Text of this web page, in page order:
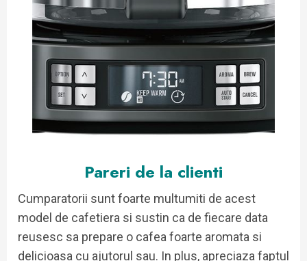
Pareri de la clienti
Cumparatorii sunt foarte multumiti de acest
model de cafetiera si sustin ca de fiecare data
reusesc sa prepare o cafea foarte aromata si
delicioasa cu ajutorul sau. In plus, apreciaza faptul